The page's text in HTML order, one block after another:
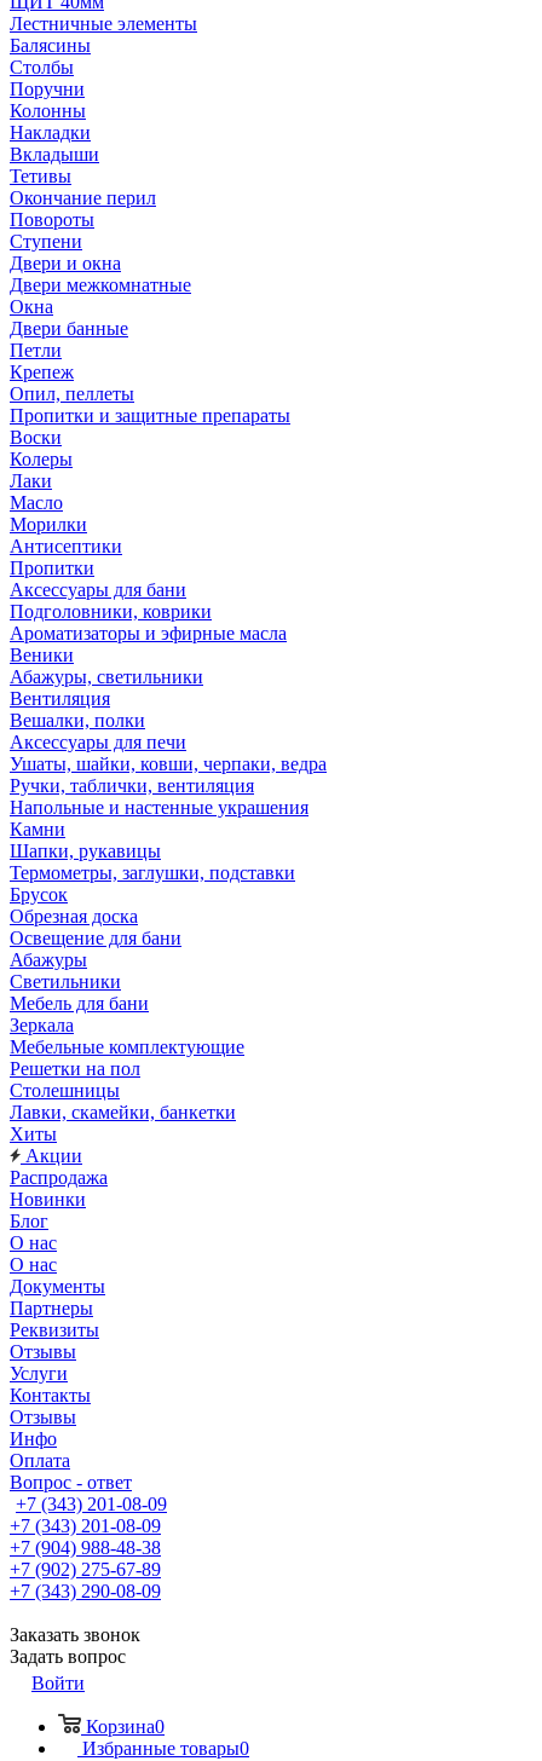
Лестничные элементы
Балясины
Столбы
Поручни
Колонны
Накладки
Вкладыши
Тетивы
Окончание перил
Повороты
Ступени
Двери и окна
Двери межкомнатные
Окна
Двери банные
Петли
Крепеж
Опил, пеллеты
Пропитки и защитные препараты
Воски
Колеры
Лаки
Масло
Морилки
Антисептики
Пропитки
Аксессуары для бани
Подголовники, коврики
Ароматизаторы и эфирные масла
Веники
Абажуры, светильники
Вентиляция
Вешалки, полки
Аксессуары для печи
Ушаты, шайки, ковши, черпаки, ведра
Ручки, таблички, вентиляция
Напольные и настенные украшения
Камни
Шапки, рукавицы
Термометры, заглушки, подставки
Брусок
Обрезная доска
Освещение для бани
Абажуры
Светильники
Мебель для бани
Зеркала
Мебельные комплектующие
Решетки на пол
Столешницы
Лавки, скамейки, банкетки
Хиты
Акции
Распродажа
Новинки
Блог
О нас
О нас
Документы
Партнеры
Реквизиты
Отзывы
Услуги
Контакты
Отзывы
Инфо
Оплата
Вопрос - ответ
+7 (343) 201-08-09
+7 (343) 201-08-09
+7 (904) 988-48-38
+7 (902) 275-67-89
+7 (343) 290-08-09
Заказать звонок
Задать вопрос
Войти
Корзина0
Избранные товары0